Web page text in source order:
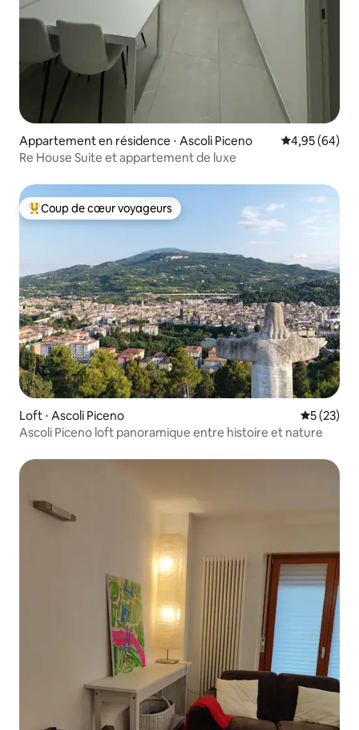
Appartement en résidence ⋅ Ascoli Piceno Évaluation
4,95 (64)
Re House Suite et appartement de luxe
Coups de cœur voyageurs les plus appréciés
Coup de cœur voyageurs
Loft ⋅ Ascoli Piceno
5 (23)
Ascoli Piceno loft panoramique entre histoire et nature